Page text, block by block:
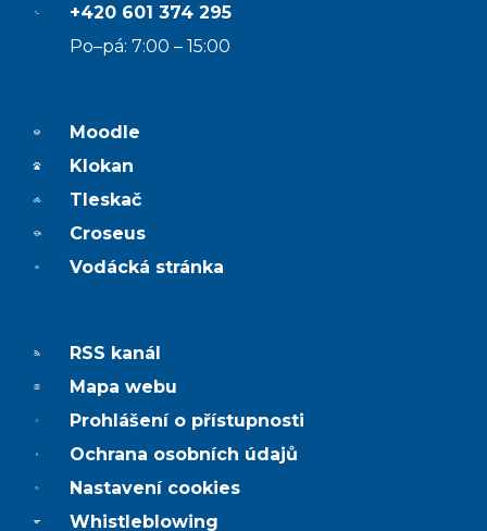
+420 601 374 295
Po–pá: 7:00 – 15:00
Moodle
Klokan
Tleskač
Croseus
Vodácká stránka
RSS kanál
Mapa webu
Prohlášení o přístupnosti
Ochrana osobních údajů
Nastavení cookies
Whistleblowing